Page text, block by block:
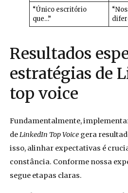
“Único escritório
que…”
Resultados
estratégias de
top voice
Fundamentalmente,
deLinkedIn Top Voice gera
isso, alinhar expectativas é
constância. Conforme nossa
segue etapas claras.